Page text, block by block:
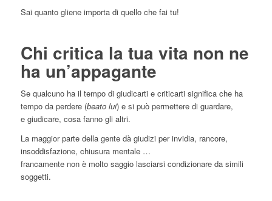
Sai quanto gliene importa di quello che fai tu!
Chi critica la tua vita non ne
ha un’appagante
Se qualcuno ha il tempo di giudicarti e criticarti significa che ha
tempo da perdere (beato lui) e si può permettere di guardare,
e giudicare, cosa fanno gli altri.
La maggior parte della gente dà giudizi per invidia, rancore,
insoddisfazione, chiusura mentale …
francamente non è molto saggio lasciarsi condizionare da simili
soggetti.